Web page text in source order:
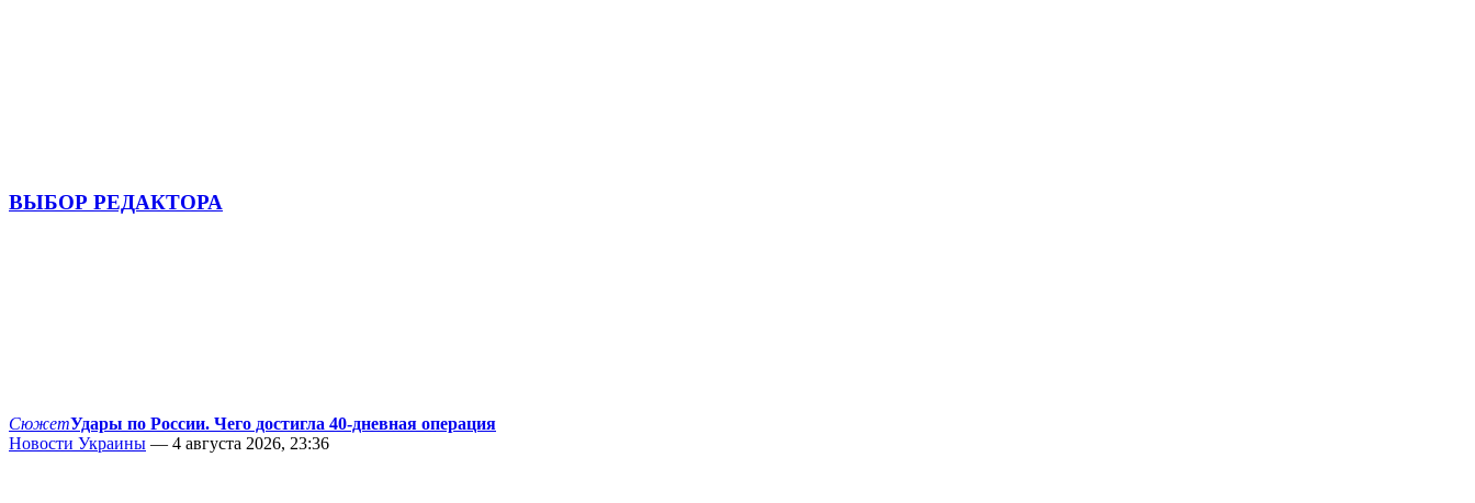
ВЫБОР РЕДАКТОРА
СюжетУдары по России. Чего достигла 40-дневная операция
Новости Украины — 4 августа 2026, 23:36